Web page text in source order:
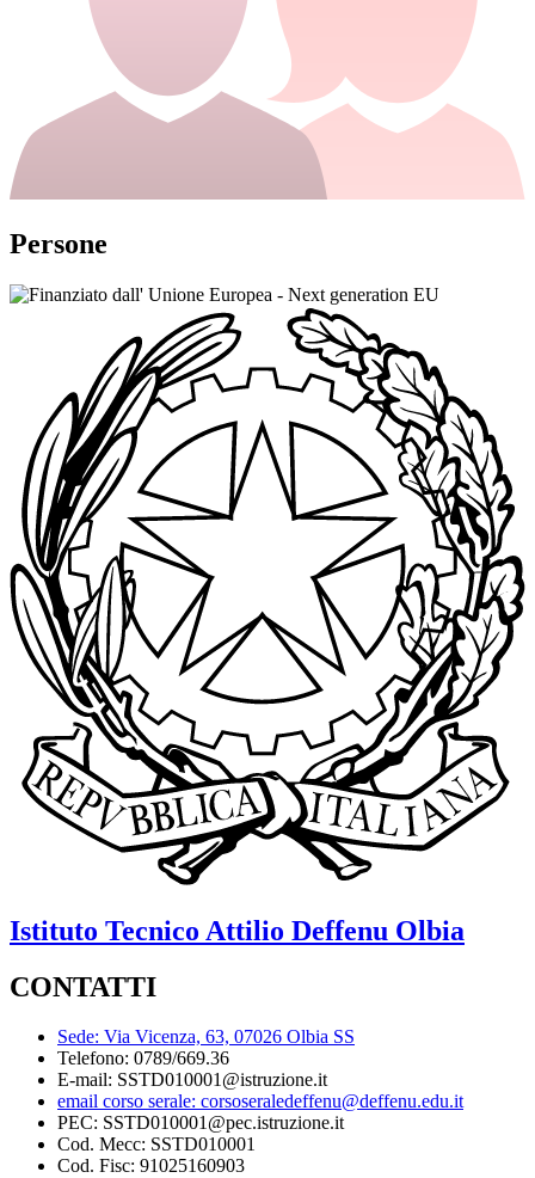
Persone
Istituto Tecnico Attilio Deffenu Olbia
CONTATTI
Sede: Via Vicenza, 63, 07026 Olbia SS
Telefono: 0789/669.36
E-mail: SSTD010001@istruzione.it
email corso serale: corsoseraledeffenu@deffenu.edu.it
PEC: SSTD010001@pec.istruzione.it
Cod. Mecc: SSTD010001
Cod. Fisc: 91025160903